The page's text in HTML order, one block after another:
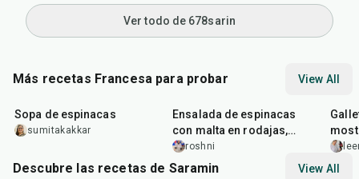
Ver todo de 678sarin
Más recetas Francesa para probar View All
Sopa de espinacas
sumitakakkar
30
Ensalada de espinacas
con malta en rodajas,
nueces y queso feta
roshni
Descubre las recetas de Saramin View All